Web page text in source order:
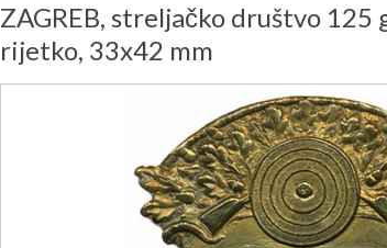
ZAGREB, streljačko društvo
rijetko, 33x42 mm